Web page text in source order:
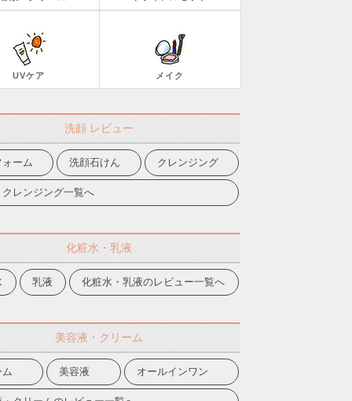
UVケア メイク
洗顔 レビュー
ーム 洗顔石けん クレンジング
クレンジング一覧へ
化粧水・乳液
乳液 化粧水・乳液のレビュー一覧へ
美容液・クリーム
ム 美容液 オールインワン